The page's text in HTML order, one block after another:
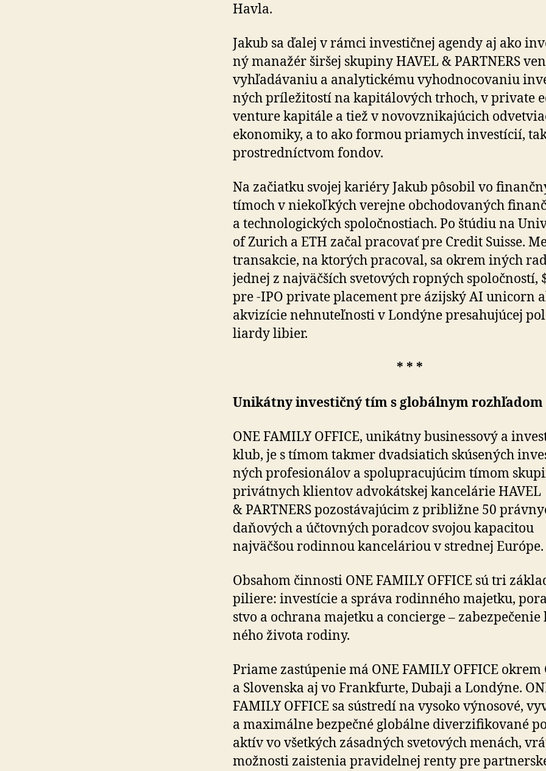
Havla.
Jakub sa ďalej v rámci investičnej agendy aj ako
ný manažér širšej skupiny HAVEL & PARTNERS
vyhľadávaniu a analytickému vyhodnocovaniu
ných príležitostí na kapitálových trhoch, v private
venture kapitále a tiež v novovznikajúcich
ekonomiky, a to ako formou priamych investícií,
prostredníctvom fondov.
Na začiatku svojej kariéry Jakub pôsobil vo
tímoch v niekoľkých verejne obchodovaných
a technologických spoločnostiach. Po štúdiu na
of Zurich a ETH začal pracovať pre Credit Suisse.
transakcie, na ktorých pracoval, sa okrem iných
jednej z najväčších svetových ropných spoločností,
pre -IPO private placement pre ázijský AI unicorn
akvizície nehnuteľnosti v Londýne presahujúcej
liardy libier.
* * *
Unikátny investičný tím s globálnym rozhľadom
ONE FAMILY OFFICE, unikátny businessový a
klub, je s tímom takmer dvadsiatich skúsených
ných profesionálov a spolupracujúcim tímom
privátnych klientov advokátskej kancelárie HAVEL
& PARTNERS pozostávajúcim z približne 50
daňových a účtovných poradcov svojou kapacitou
najväčšou rodinnou kanceláriou v strednej Európe.
Obsahom činnosti ONE FAMILY OFFICE sú tri
piliere: investície a správa rodinného majetku,
stvo a ochrana majetku a concierge –
né­ho života rodiny.
Priame zastúpenie má ONE FAMILY OFFICE okrem
a Slovenska aj vo Frankfurte, Dubaji a Londýne.
FAMILY OFFICE sa sústredí na vysoko výnosové,
a maximálne bezpečné globálne diverzifikované
aktív vo všetkých zásadných svetových menách,
možnosti zaistenia pravidelnej renty pre